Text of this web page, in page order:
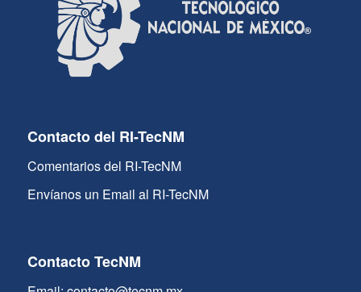
Contacto del RI-TecNM
Comentarios del RI-TecNM
Envíanos un Email al RI-TecNM
Contacto TecNM